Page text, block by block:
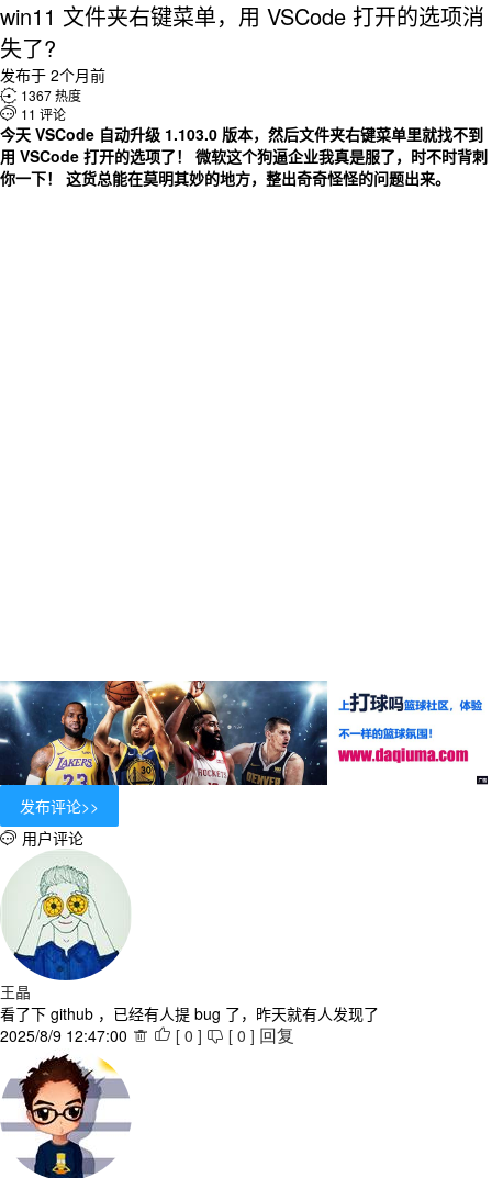
win11 文件夹右键菜单，用 VSCode 打开的选项消
失了?
发布于 2个月前
 1367 热度
 11 评论
今天 VSCode 自动升级 1.103.0 版本，然后文件夹右键菜单里就找不到
用 VSCode 打开的选项了！ 微软这个狗逼企业我真是服了，时不时背刺
你一下！ 这货总能在莫明其妙的地方，整出奇奇怪怪的问题出来。
 用户评论
王晶
看了下 github ，已经有人提 bug 了，昨天就有人发现了
2025/8/9 12:47:00   [ 0 ]  [ 0 ] 回复